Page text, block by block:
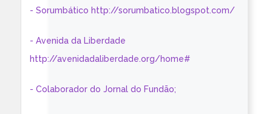
- Sorumbático http://sorumbatico.blogspot.com/
- Avenida da Liberdade
http://avenidadaliberdade.org/home#
- Colaborador do Jornal do Fundão;